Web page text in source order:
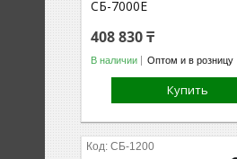
СБ-7000Е
408 830 ₸
В наличии Оптом и в розницу
Купить
СБ-1200